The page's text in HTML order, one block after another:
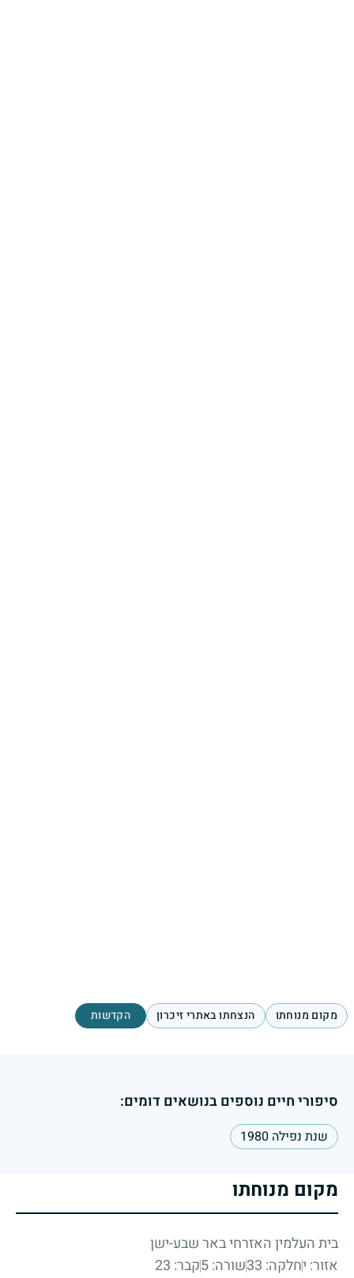
מקום מנוחתו הנצחתו באתרי זיכרון הקדשות
סיפורי חיים נוספים בנושאים דומים:
שנת נפילה 1980
מקום מנוחתו
בית העלמין האזרחי באר שבע-ישן
אזור: יחלקה: 33 שורה: 5 קבר: 23